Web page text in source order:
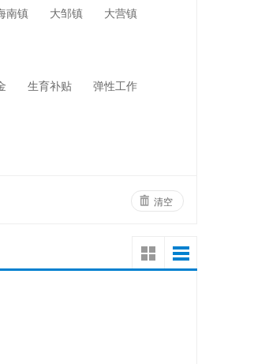
南镇 大邹镇 大营镇
生育补贴
弹性工作
清空